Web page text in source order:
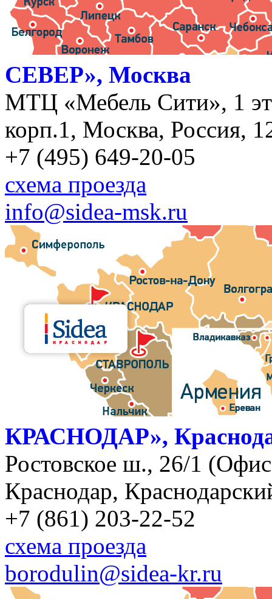
СЕВЕР», Москва
МТЦ «Мебель Сити», 1
корп.1, Москва, Россия,
+7 (495) 649-20-05
схема проезда
info@sidea-msk.ru
КРАСНОДАР»,
Ростовское ш., 26/1
Краснодар,
+7 (861) 203-22-52
схема проезда
borodulin@sidea-kr.ru